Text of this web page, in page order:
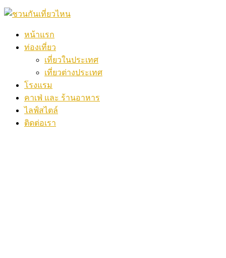
หน้าแรก
ท่องเที่ยว
เที่ยวในประเทศ
เที่ยวต่างประเทศ
โรงแรม
คาเฟ่ และ ร้านอาหาร
ไลฟ์สไตล์
ติดต่อเรา